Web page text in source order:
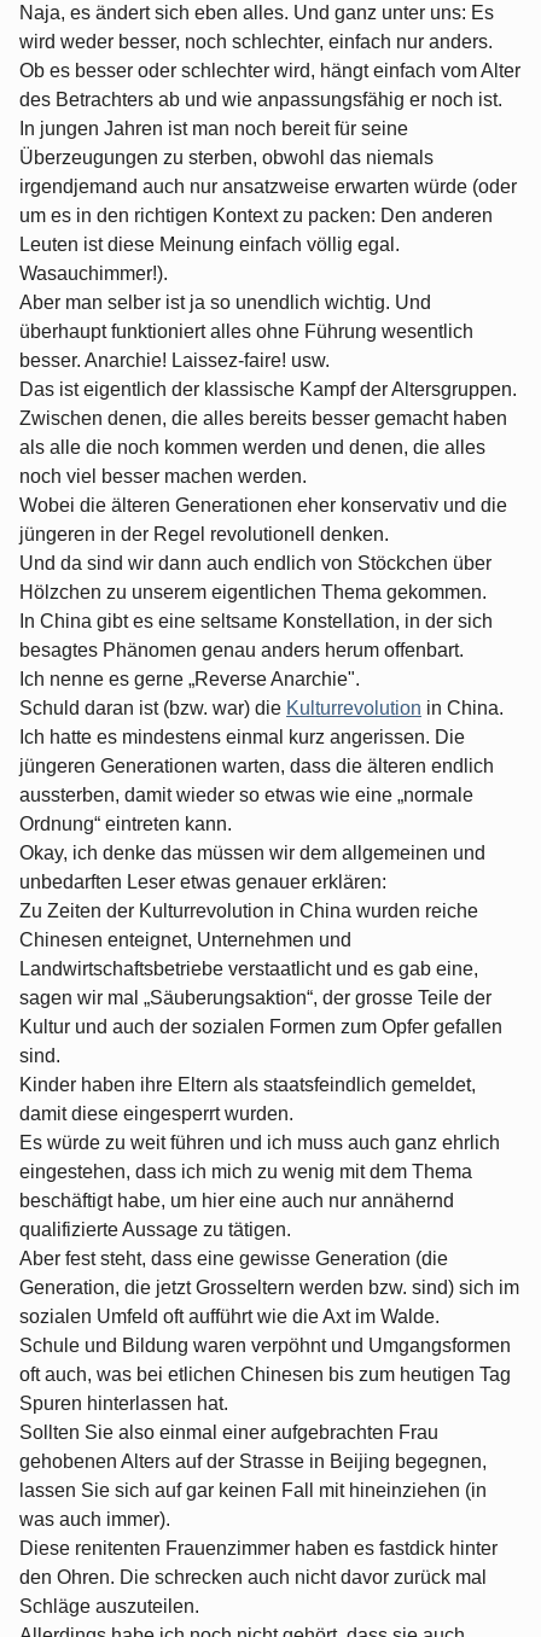
Naja, es ändert sich eben alles. Und ganz unter uns: Es
wird weder besser, noch schlechter, einfach nur anders.
Ob es besser oder schlechter wird, hängt einfach vom Alter
des Betrachters ab und wie anpassungsfähig er noch ist.
In jungen Jahren ist man noch bereit für seine
Überzeugungen zu sterben, obwohl das niemals
irgendjemand auch nur ansatzweise erwarten würde (oder
um es in den richtigen Kontext zu packen: Den anderen
Leuten ist diese Meinung einfach völlig egal.
Wasauchimmer!).
Aber man selber ist ja so unendlich wichtig. Und
überhaupt funktioniert alles ohne Führung wesentlich
besser. Anarchie! Laissez-faire! usw.
Das ist eigentlich der klassische Kampf der Altersgruppen.
Zwischen denen, die alles bereits besser gemacht haben
als alle die noch kommen werden und denen, die alles
noch viel besser machen werden.
Wobei die älteren Generationen eher konservativ und die
jüngeren in der Regel revolutionell denken.
Und da sind wir dann auch endlich von Stöckchen über
Hölzchen zu unserem eigentlichen Thema gekommen.
In China gibt es eine seltsame Konstellation, in der sich
besagtes Phänomen genau anders herum offenbart.
Ich nenne es gerne „Reverse Anarchie".
Schuld daran ist (bzw. war) die Kulturrevolution in China.
Ich hatte es mindestens einmal kurz angerissen. Die
jüngeren Generationen warten, dass die älteren endlich
aussterben, damit wieder so etwas wie eine „normale
Ordnung“ eintreten kann.
Okay, ich denke das müssen wir dem allgemeinen und
unbedarften Leser etwas genauer erklären:
Zu Zeiten der Kulturrevolution in China wurden reiche
Chinesen enteignet, Unternehmen und
Landwirtschaftsbetriebe verstaatlicht und es gab eine,
sagen wir mal „Säuberungsaktion“, der grosse Teile der
Kultur und auch der sozialen Formen zum Opfer gefallen
sind.
Kinder haben ihre Eltern als staatsfeindlich gemeldet,
damit diese eingesperrt wurden.
Es würde zu weit führen und ich muss auch ganz ehrlich
eingestehen, dass ich mich zu wenig mit dem Thema
beschäftigt habe, um hier eine auch nur annähernd
qualifizierte Aussage zu tätigen.
Aber fest steht, dass eine gewisse Generation (die
Generation, die jetzt Grosseltern werden bzw. sind) sich im
sozialen Umfeld oft aufführt wie die Axt im Walde.
Schule und Bildung waren verpöhnt und Umgangsformen
oft auch, was bei etlichen Chinesen bis zum heutigen Tag
Spuren hinterlassen hat.
Sollten Sie also einmal einer aufgebrachten Frau
gehobenen Alters auf der Strasse in Beijing begegnen,
lassen Sie sich auf gar keinen Fall mit hineinziehen (in
was auch immer).
Diese renitenten Frauenzimmer haben es fastdick hinter
den Ohren. Die schrecken auch nicht davor zurück mal
Schläge auszuteilen.